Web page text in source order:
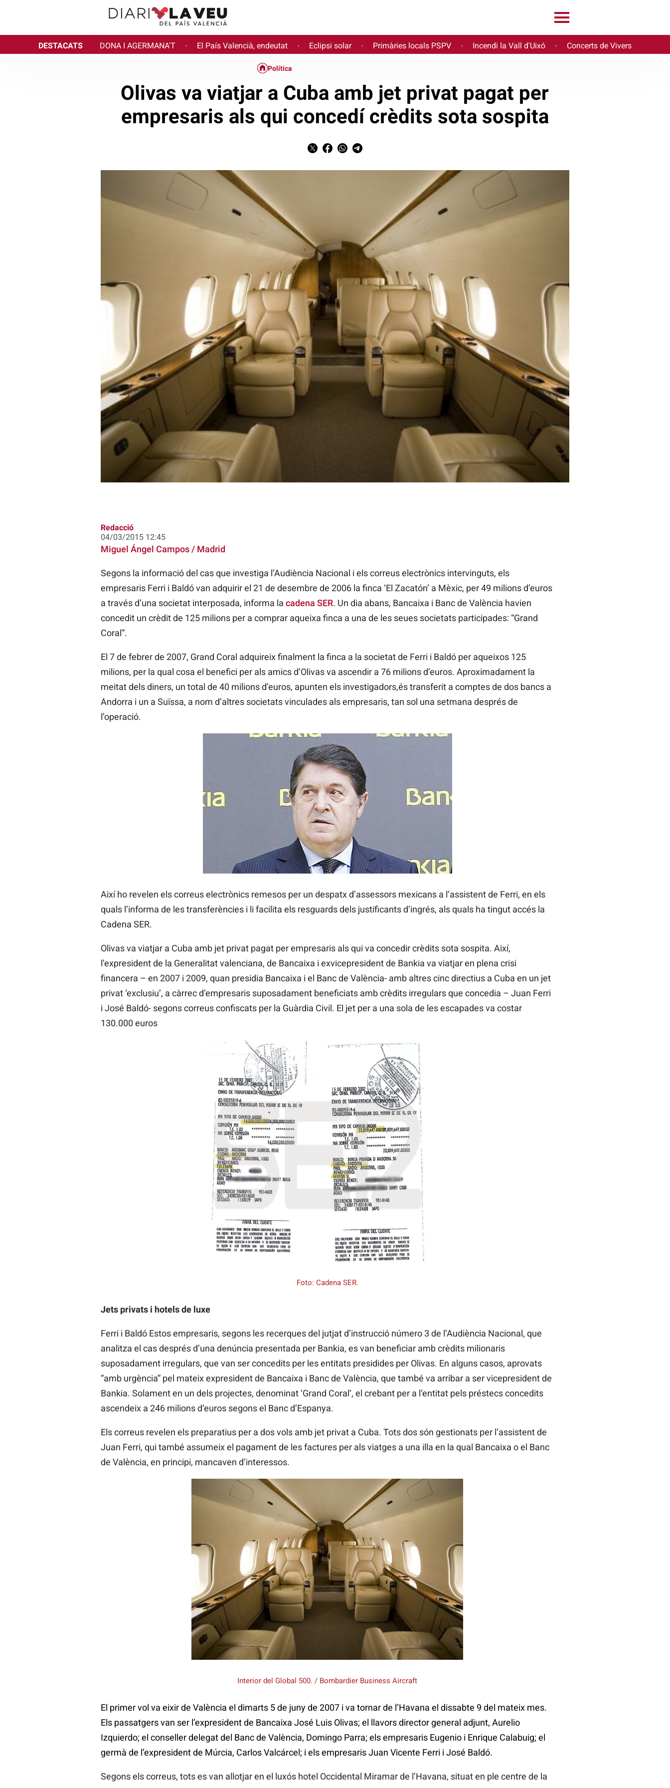
DESTACATS DONA I AGERMANA'T · El País Valencià, endeutat · Eclipsi solar · Primàries locals PSPV · Incendi la Vall d'Uixó · Concerts de Vivers
Política
Olivas va viatjar a Cuba amb jet privat pagat per
empresaris als qui concedí crèdits sota sospita
Redacció
04/03/2015 12:45
Miguel Ángel Campos / Madrid
Segons la informació del cas que investiga l’Audiència Nacional i els correus electrònics intervinguts, els
empresaris Ferri i Baldó van adquirir el 21 de desembre de 2006 la finca ‘El Zacatón’ a Mèxic, per 49 milions d’euros
a través d’una societat interposada, informa la cadena SER. Un dia abans, Bancaixa i Banc de València havien
concedit un crèdit de 125 milions per a comprar aqueixa finca a una de les seues societats participades: “Grand
Coral”.
El 7 de febrer de 2007, Grand Coral adquireix finalment la finca a la societat de Ferri i Baldó per aqueixos 125
milions, per la qual cosa el benefici per als amics d’Olivas va ascendir a 76 milions d’euros. Aproximadament la
meitat dels diners, un total de 40 milions d’euros, apunten els investigadors,és transferit a comptes de dos bancs a
Andorra i un a Suïssa, a nom d’altres societats vinculades als empresaris, tan sol una setmana després de
l’operació.
Així ho revelen els correus electrònics remesos per un despatx d’assessors mexicans a l’assistent de Ferri, en els
quals l’informa de les transferències i li facilita els resguards dels justificants d’ingrés, als quals ha tingut accés la
Cadena SER.
Olivas va viatjar a Cuba amb jet privat pagat per empresaris als qui va concedir crèdits sota sospita. Així,
l’expresident de la Generalitat valenciana, de Bancaixa i exvicepresident de Bankia va viatjar en plena crisi
financera – en 2007 i 2009, quan presidia Bancaixa i el Banc de València- amb altres cinc directius a Cuba en un jet
privat ‘exclusiu’, a càrrec d’empresaris suposadament beneficiats amb crèdits irregulars que concedia – Juan Ferri
i José Baldó- segons correus confiscats per la Guàrdia Civil. El jet per a una sola de les escapades va costar
130.000 euros
Foto: Cadena SER.
Jets privats i hotels de luxe
Ferri i Baldó Estos empresaris, segons les recerques del jutjat d’instrucció número 3 de l’Audiència Nacional, que
analitza el cas després d’una denúncia presentada per Bankia, es van beneficiar amb crèdits milionaris
suposadament irregulars, que van ser concedits per les entitats presidides per Olivas. En alguns casos, aprovats
“amb urgència” pel mateix expresident de Bancaixa i Banc de València, que també va arribar a ser vicepresident de
Bankia. Solament en un dels projectes, denominat ‘Grand Coral’, el crebant per a l’entitat pels préstecs concedits
ascendeix a 246 milions d’euros segons el Banc d’Espanya.
Els correus revelen els preparatius per a dos vols amb jet privat a Cuba. Tots dos són gestionats per l’assistent de
Juan Ferri, qui també assumeix el pagament de les factures per als viatges a una illa en la qual Bancaixa o el Banc
de València, en principi, mancaven d’interessos.
Interior del Global 500. / Bombardier Business Aircraft
El primer vol va eixir de València el dimarts 5 de juny de 2007 i va tornar de l’Havana el dissabte 9 del mateix mes.
Els passatgers van ser l’expresident de Bancaixa José Luis Olivas; el llavors director general adjunt, Aurelio
Izquierdo; el conseller delegat del Banc de València, Domingo Parra; els empresaris Eugenio i Enrique Calabuig; el
germà de l’expresident de Múrcia, Carlos Valcárcel; i els empresaris Juan Vicente Ferri i José Baldó.
Segons els correus, tots es van allotjar en el luxós hotel Occidental Miramar de l’Havana, situat en ple centre de la